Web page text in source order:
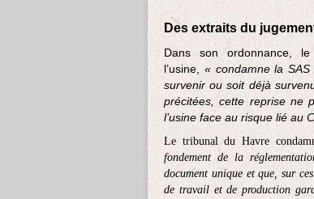
Des extraits du
Dans son ordonnance,
l’usine, « condamne la
survenir ou soit déjà
précitées, cette reprise ne
l’usine face au risque lié au
Le tribunal du Havre
fondement de la
document unique et que, sur
de travail et de production